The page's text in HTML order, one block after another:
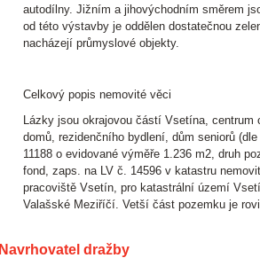
autodílny. Jižním a jihovýchodním směrem
od této výstavby je oddělen dostatečnou
nacházejí průmyslové objekty.
Celkový popis nemovité věci
Lázky jsou okrajovou částí Vsetína,
domů, rezidenčního bydlení, dům seniorů
11188 o evidované výměře 1.236 m2, druh
fond, zaps. na LV č. 14596 v katastru
pracoviště Vsetín, pro katastrální území
Valašské Meziříčí. Vetší část pozemku je
Navrhovatel dražby